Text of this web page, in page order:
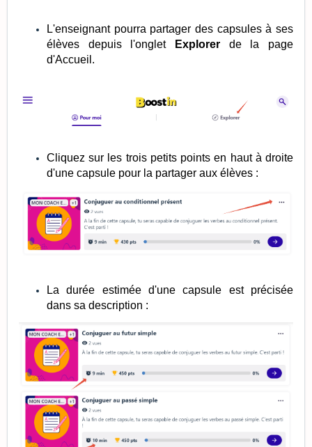
L'enseignant pourra partager des capsules à ses
élèves depuis l'onglet
Explorer de la page
d'Accueil.
Cliquez sur les trois petits points en haut à droite
d'une capsule pour la partager aux élèves :
La durée estimée d'une capsule est précisée
dans sa description :